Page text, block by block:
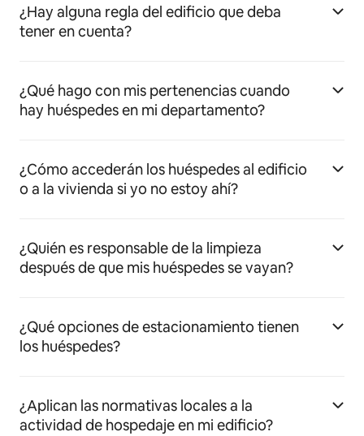
¿Hay alguna regla del edificio que deba
tener en cuenta?
¿Qué hago con mis pertenencias cuando
hay huéspedes en mi departamento?
¿Cómo accederán los huéspedes al edificio
o a la vivienda si yo no estoy ahí?
¿Quién es responsable de la limpieza
después de que mis huéspedes se vayan?
¿Qué opciones de estacionamiento tienen
los huéspedes?
¿Aplican las normativas locales a la
actividad de hospedaje en mi edificio?